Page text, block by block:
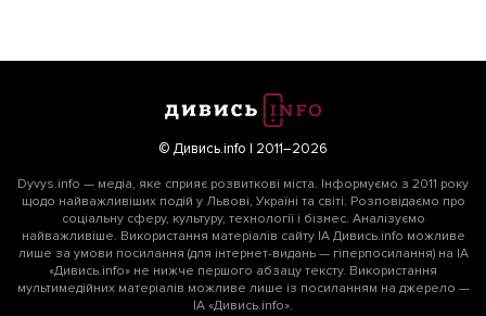
© Дивись.info | 2011–2026
Dyvys.info — медіа, яке сприяє розвиткові міста. Інформуємо з 2011 року
щодо найважливіших подій у Львові, Україні та світі. Розповідаємо про
соціальну сферу, культуру, технології і бізнес. Аналізуємо
найважливіше. Використання матеріалів сайту ІА Дивись.info можливе
лише за умови посилання (для інтернет-видань — гіперпосилання) на ІА
«Дивись.info» не нижче першого абзацу тексту. Використання
мультимедійних матеріалів можливе лише із посиланням на джерело —
ІА «Дивись.info».